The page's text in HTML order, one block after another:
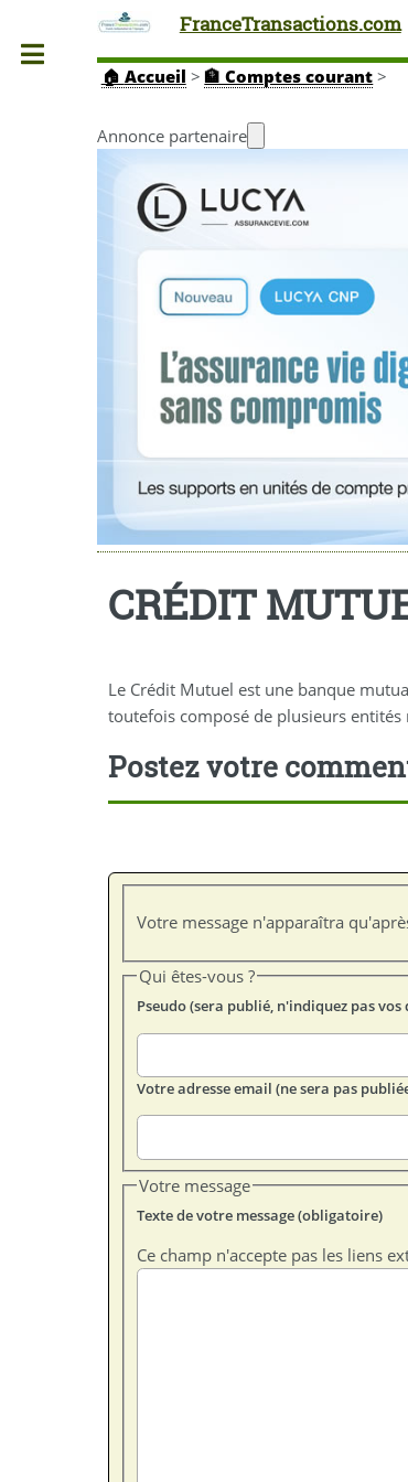
FranceTransactions.com
🏠 Accueil > 🏦 Comptes courant >
Annonce partenaire
CRÉDIT
Le Crédit Mutuel est une banque
toutefois composé de plusieurs entités
Postez votre
Votre message n'apparaîtra
Qui êtes-vous ?
Pseudo (sera publié, n'indiquez pas
Votre adresse email (ne sera pas
Votre message
Texte de votre message (obligatoire)
Ce champ n'accepte pas les liens
Toggle